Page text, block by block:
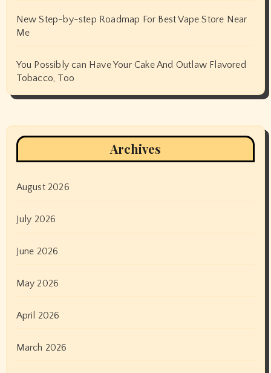
New Step-by-step Roadmap For Best Vape Store Near
Me
You Possibly can Have Your Cake And Outlaw Flavored
Tobacco, Too
Archives
August 2026
July 2026
June 2026
May 2026
April 2026
March 2026